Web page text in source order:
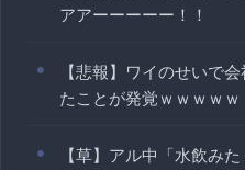
アアーーーーー！！
【悲報】ワイのせいで
たことが発覚ｗｗｗｗｗ
【草】アル中「水飲み